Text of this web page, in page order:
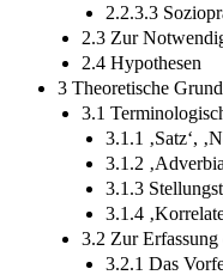
2.2.3.3
2.3 Zur
2.4 Hypothesen
3 Theoretische
3.1
3.1.1 ‚Satz‘,
3.1.2
3.1.3
3.1.4
3.2 Zur Erfassung
3.2.1 Das